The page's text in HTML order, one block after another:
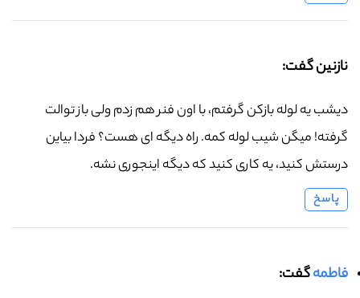
نازنین گفت:
دیشب یه لوله بازکن گرفتم، با اون فنر هم زدم ولی باز توالت
گرفته! میگن شیب لوله کمه. راه دیگه ای هست؟ فردا بیاین
درستش کنید، یه کاری کنید که دیگه اینجوری نشه.
پاسخ
فاطمهگفت: